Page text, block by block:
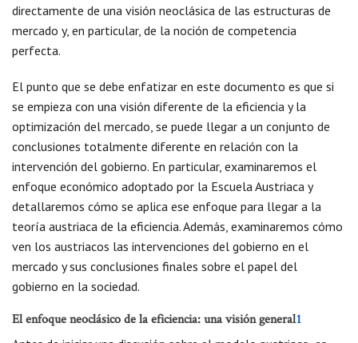
directamente de una visión neoclásica de las estructuras de
mercado y, en particular, de la noción de competencia
perfecta.
El punto que se debe enfatizar en este documento es que si
se empieza con una visión diferente de la eficiencia y la
optimización del mercado, se puede llegar a un conjunto de
conclusiones totalmente diferente en relación con la
intervención del gobierno. En particular, examinaremos el
enfoque económico adoptado por la Escuela Austriaca y
detallaremos cómo se aplica ese enfoque para llegar a la
teoría austriaca de la eficiencia. Además, examinaremos cómo
ven los austriacos las intervenciones del gobierno en el
mercado y sus conclusiones finales sobre el papel del
gobierno en la sociedad.
El enfoque neoclásico de la eficiencia: una visión general1